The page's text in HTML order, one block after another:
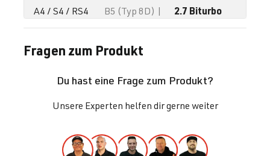
A4 / S4 / RS4
B5 (Typ 8D) |
BJ 1994-2001
2.7 Biturbo
AZR| 380 PS
Fragen zum Produkt
Du hast eine Frage zum Produkt?
Unsere Experten helfen dir gerne weiter